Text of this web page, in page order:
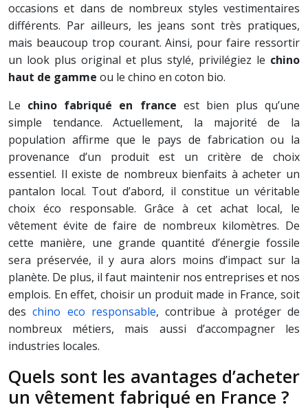
occasions et dans de nombreux styles vestimentaires
différents. Par ailleurs, les jeans sont très pratiques,
mais beaucoup trop courant. Ainsi, pour faire ressortir
un look plus original et plus stylé, privilégiez le chino
haut de gamme ou le chino en coton bio.
Le chino fabriqué en france est bien plus qu’une
simple tendance. Actuellement, la majorité de la
population affirme que le pays de fabrication ou la
provenance d’un produit est un critère de choix
essentiel. Il existe de nombreux bienfaits à acheter un
pantalon local. Tout d’abord, il constitue un véritable
choix éco responsable. Grâce à cet achat local, le
vêtement évite de faire de nombreux kilomètres. De
cette manière, une grande quantité d’énergie fossile
sera préservée, il y aura alors moins d’impact sur la
planète. De plus, il faut maintenir nos entreprises et nos
emplois. En effet, choisir un produit made in France, soit
deschino eco responsable, contribue à protéger de
nombreux métiers, mais aussi d’accompagner les
industries locales.
Quels sont les avantages d’acheter
un vêtement fabriqué en France ?